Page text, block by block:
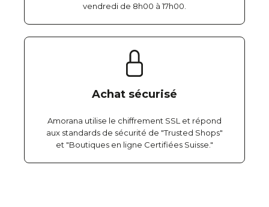
vendredi de 8h00 à 17h00.
Achat sécurisé
Amorana utilise le chiffrement SSL et répond
aux standards de sécurité de "Trusted Shops"
et "Boutiques en ligne Certifiées Suisse."